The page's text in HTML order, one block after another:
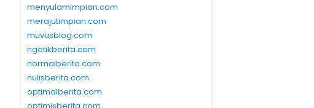
menyulamimpian.com
merajutimpian.com
muvusblog.com
ngetikberita.com
normalberita.com
nulisberita.com
optimalberita.com
optimisberita.com